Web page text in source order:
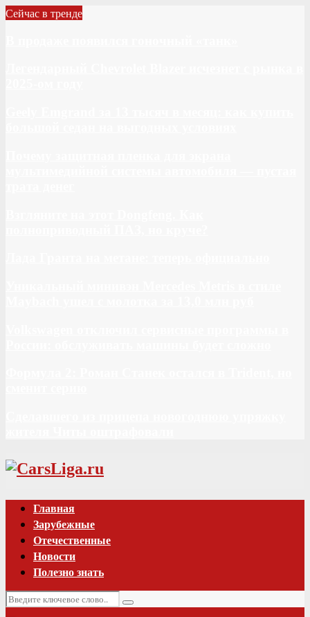
Сейчас в тренде
Vk
Главная
Зарубежные
Отечественные
Новости
Полезно знать
Искать:
Поиск